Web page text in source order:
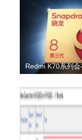
Redmi K70系列